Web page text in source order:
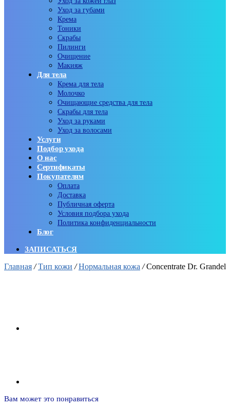
Уход за губами
Крема
Тоники
Скрабы
Пилинги
Очищение
Макияж
Для тела
Крема для тела
Молочко
Очищающие средства для тела
Скрабы для тела
Уход за руками
Уход за волосами
Услуги
Подбор ухода
О нас
Сертификаты
Покупателям
Оплата
Доставка
Публичная оферта
Условия подбора ухода
Политика конфиденциальности
Блог
ЗАПИСАТЬСЯ
Главная / Тип кожи / Нормальная кожа /Concentrate Dr. Grandel
Вам может это понравиться